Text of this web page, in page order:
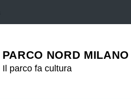
PARCO NORD MILANO
Il parco fa cultura